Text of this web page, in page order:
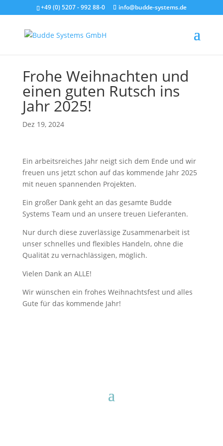
+49 (0) 5207 - 992 88-0 info@budde-systems.de
Frohe Weihnachten und
einen guten Rutsch ins
Jahr 2025!
Dez 19, 2024
Ein arbeitsreiches Jahr neigt sich dem Ende und wir
freuen uns jetzt schon auf das kommende Jahr 2025
mit neuen spannenden Projekten.
Ein großer Dank geht an das gesamte Budde
Systems Team und an unsere treuen Lieferanten.
Nur durch diese zuverlässige Zusammenarbeit ist
unser schnelles und flexibles Handeln, ohne die
Qualität zu vernachlässigen, möglich.
Vielen Dank an ALLE!
Wir wünschen ein frohes Weihnachtsfest und alles
Gute für das kommende Jahr!